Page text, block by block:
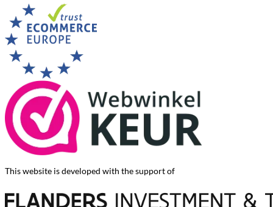
This website is developed with the support of